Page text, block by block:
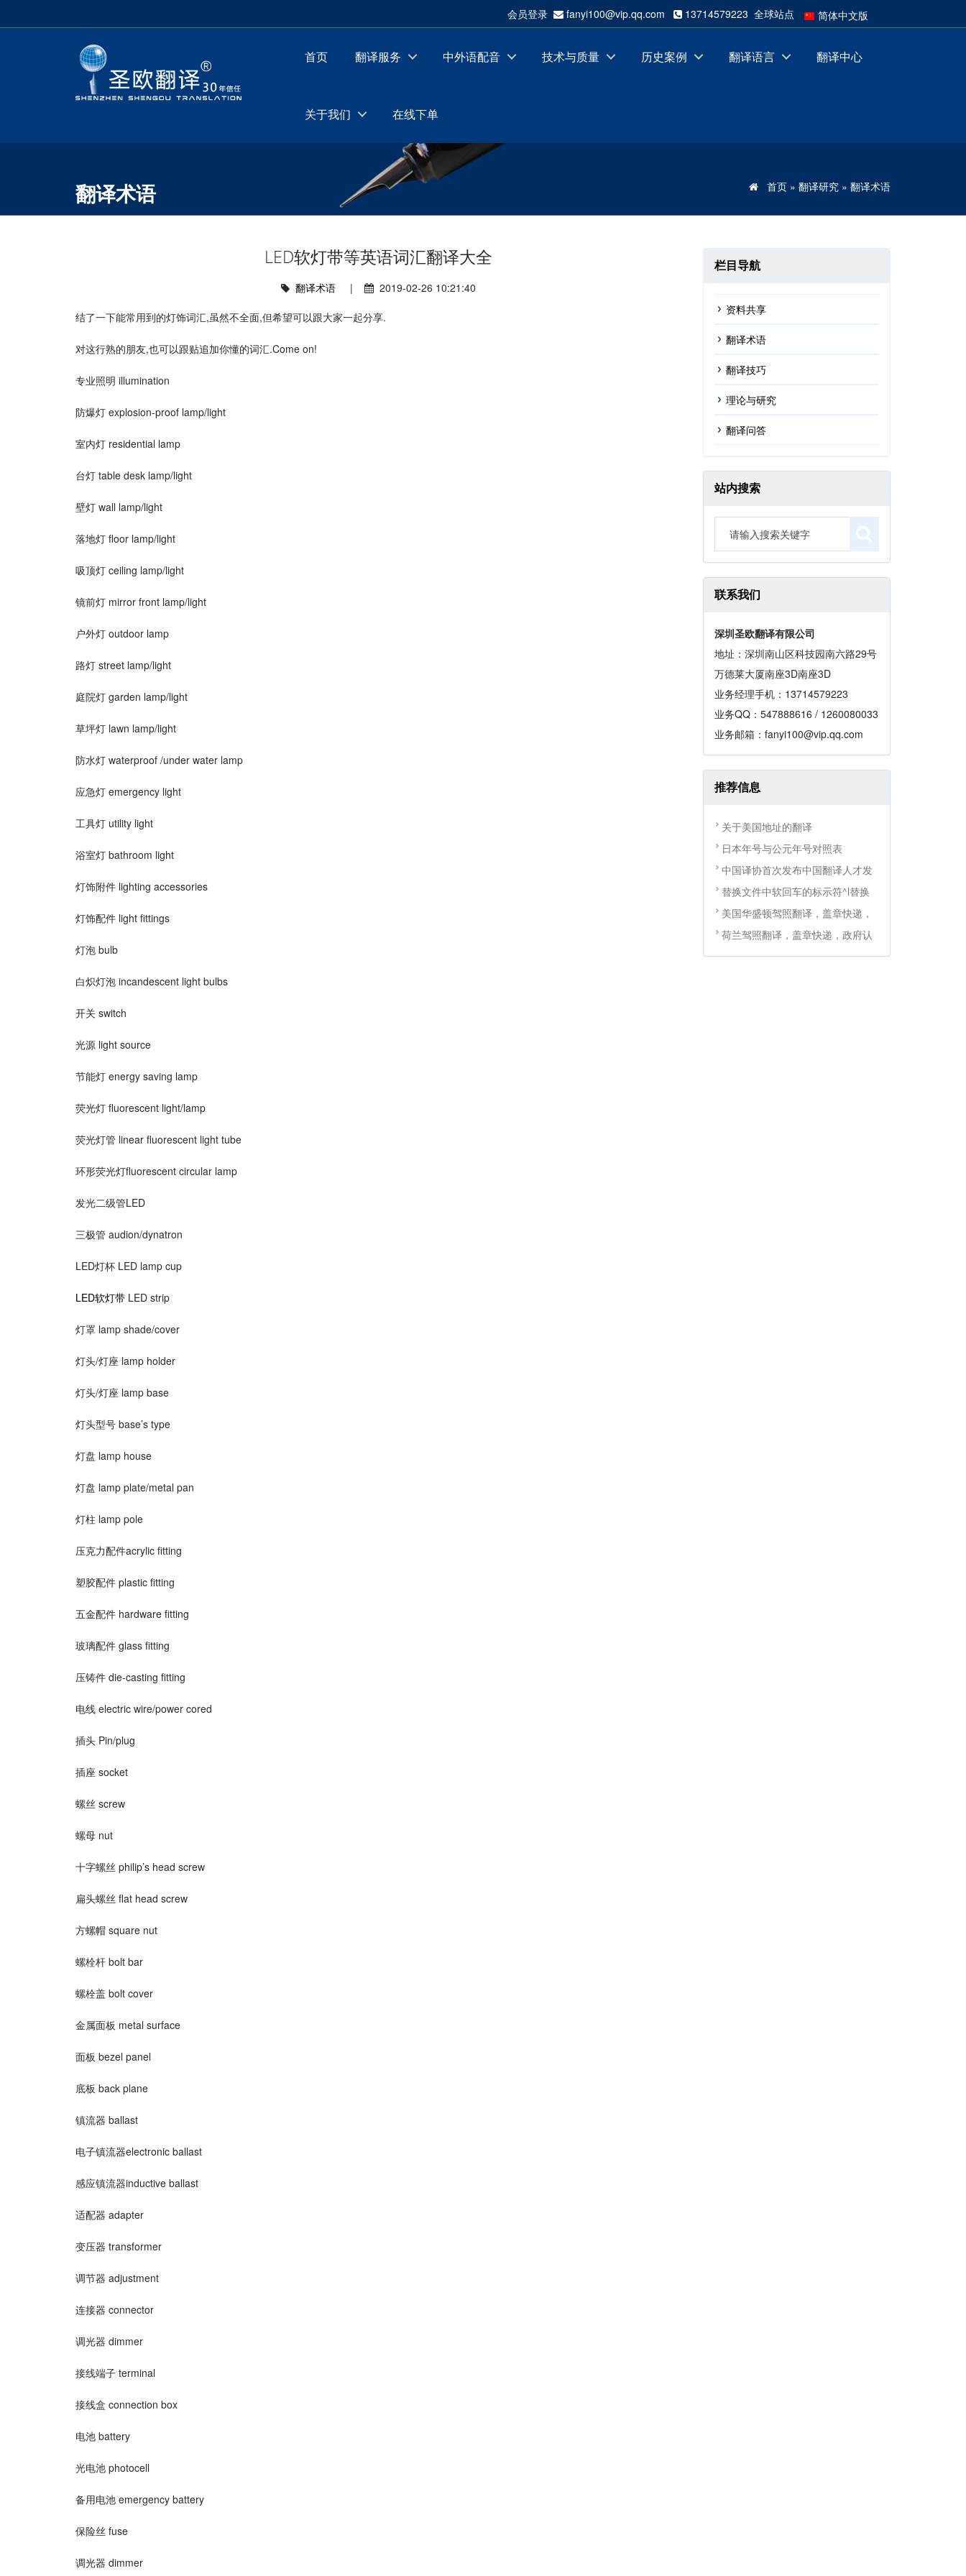
会员登录 fanyi100@vip.qq.com 13714579223 全球站点
简体中文版
Português
繁体中文版
首页 翻译服务 中外语配音 技术与质量 历史案例 翻译语言 翻译中心
关于我们 在线下单
翻译术语 首页 » 翻译研究 » 翻译术语
LED软灯带等英语词汇翻译大全
翻译术语 | 2019-02-26 10:21:40
结了一下能常用到的灯饰词汇,虽然不全面,但希望可以跟大家一起分享.
对这行熟的朋友,也可以跟贴追加你懂的词汇.Come on!
专业照明 illumination
防爆灯 explosion-proof lamp/light
室内灯 residential lamp
台灯 table desk lamp/light
壁灯 wall lamp/light
落地灯 floor lamp/light
吸顶灯 ceiling lamp/light
镜前灯 mirror front lamp/light
户外灯 outdoor lamp
路灯 street lamp/light
庭院灯 garden lamp/light
草坪灯 lawn lamp/light
防水灯 waterproof /under water lamp
应急灯 emergency light
工具灯 utility light
浴室灯 bathroom light
灯饰附件 lighting accessories
灯饰配件 light fittings
灯泡 bulb
白炽灯泡 incandescent light bulbs
开关 switch
光源 light source
节能灯 energy saving lamp
荧光灯 fluorescent light/lamp
荧光灯管 linear fluorescent light tube
环形荧光灯fluorescent circular lamp
发光二级管LED
三极管 audion/dynatron
LED灯杯 LED lamp cup
LED软灯带 LED strip
灯罩 lamp shade/cover
灯头/灯座 lamp holder
灯头/灯座 lamp base
灯头型号 base’s type
灯盘 lamp house
灯盘 lamp plate/metal pan
灯柱 lamp pole
压克力配件acrylic fitting
塑胶配件 plastic fitting
五金配件 hardware fitting
玻璃配件 glass fitting
压铸件 die-casting fitting
电线 electric wire/power cored
插头 Pin/plug
插座 socket
螺丝 screw
螺母 nut
十字螺丝 philip’s head screw
扁头螺丝 flat head screw
方螺帽 square nut
螺栓杆 bolt bar
螺栓盖 bolt cover
金属面板 metal surface
面板 bezel panel
底板 back plane
镇流器 ballast
电子镇流器electronic ballast
感应镇流器inductive ballast
适配器 adapter
变压器 transformer
调节器 adjustment
连接器 connector
调光器 dimmer
接线端子 terminal
接线盒 connection box
电池 battery
光电池 photocell
备用电池 emergency battery
保险丝 fuse
调光器 dimmer
栏目导航
资料共享
翻译术语
翻译技巧
理论与研究
翻译问答
站内搜索
联系我们
深圳圣欧翻译有限公司
地址：深圳南山区科技园南六路29号
万德莱大厦南座3D南座3D
业务经理手机：13714579223
业务QQ：547888616 / 1260080033
业务邮箱：fanyi100@vip.qq.com
推荐信息
关于美国地址的翻译
日本年号与公元年号对照表
中国译协首次发布中国翻译人才发
替换文件中软回车的标示符^l替换
美国华盛顿驾照翻译，盖章快递，
荷兰驾照翻译，盖章快递，政府认